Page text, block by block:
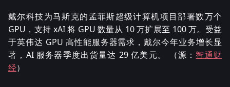
戴尔科技为马斯克的孟菲斯超级计算机项目部署数万个
GPU，支持 xAI 将 GPU 数量从 10 万扩展至 100 万。受益
于英伟达 GPU 高性能服务器需求，戴尔今年业务增长显
著，AI 服务器季度出货量达 29 亿美元。 （源： 智通财
经）